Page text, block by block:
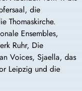
die
Thomaskirche.
Ensembles,
Ruhr, Die
Voices, Sjaella, das
Leipzig und die